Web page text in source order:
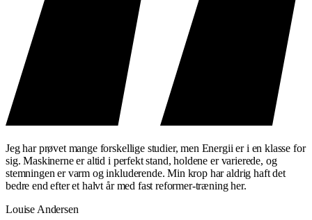
Jeg har prøvet mange forskellige studier, men Energii er i en klasse for
sig. Maskinerne er altid i perfekt stand, holdene er varierede, og
stemningen er varm og inkluderende. Min krop har aldrig haft det
bedre end efter et halvt år med fast reformer-træning her.
Louise Andersen